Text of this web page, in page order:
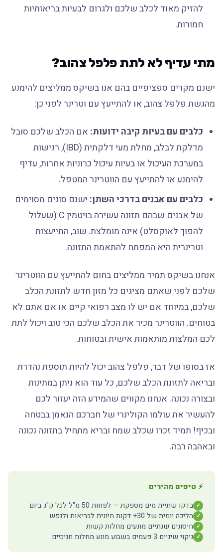
להזיק מאוד לכלב שלכם ולגרום לבעיות בריאותיות
חמורות.
מתי עדיף לא לתת פלפל צהוב?
ישנם מקרים ספציפיים בהם אנו בשיקס ממליצים להימנע
מהגשת פלפל צהוב, או להתייעץ עם וטרינר לפני כן:
כלבים עם בעיות קיבה ידועות:אם הכלב שלכם סובל
מדלקת לבלב, מחלת מעי דלקתית (IBD), רגישות
במערכת העיכול או בעיות עיכול כרוניות אחרות, עדיף
להימנע או להתייעץ עם הווטרינר המטפל.
כלבים עם אבנים בדרכי השתן:ישנם סוגים מסוימים
של אבנים שבהם תזונה עשירה בויטמין C (שעלול
להפוך לאוקסלט) אינה מומלצת. שוב, התייעצות
וטרינרית היא המפתח להתאמת התזונה.
אנחנו בשיקס תמיד ממליצים בחום להתייעץ עם הווטרינר
שלכם לפני שאתם מציגים כל מזון חדש לתזונת הכלב
שלכם, במיוחד אם יש לו מצב רפואי קיים או אם אתם לא
בטוחים. הווטרינר מכיר את הכלב שלכם הכי טוב ויכול לתת
לכם המלצות מותאמות אישית ובטוחות.
אז בסופו של דבר, פלפל צהוב יכול להיות תוספת נהדרת
ובריאה לתזונת הכלב שלכם, כל עוד הוא ניתן במתינות
ובצורה נכונה. אנחנו מקווים שהמידע הזה יעזור לכם
להעשיר את עולמו הקולינרי של חברכם הנאמן בבטחה
ובכיף! תמיד זכרו שכלב שמח ובריא מתחיל בתזונה נכונה
ובאהבה רבה.
⚡ טיפים מהירים
✓ בדקו שתיית מים מספקת — לפחות 50 מ"ל לכל ק"ג ביום
✓ הליכה יומית של 30+ דקות חיונית לבריאות ולנפש
✓ חיסונים שנתיים מונעים מחלות קשות
✓ ניקוי שיניים 3 פעמים בשבוע מונע מחלות חניכיים